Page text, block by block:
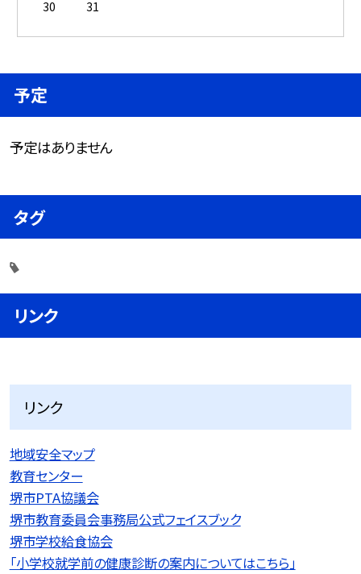
30
31
予定
予定はありません
タグ
リンク
リンク
地域安全マップ
教育センター
堺市PTA協議会
堺市教育委員会事務局公式フェイスブック
堺市学校給食協会
「小学校就学前の健康診断の案内についてはこちら」